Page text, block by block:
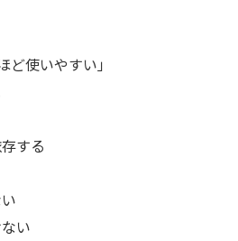
ど使いやすい」
する
い